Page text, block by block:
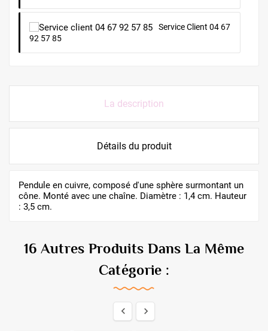
Service Client 04 67
92 57 85
La description
Détails du produit
Pendule en cuivre, composé d'une sphère surmontant un
cône. Monté avec une chaîne. Diamètre : 1,4 cm. Hauteur
: 3,5 cm.
16 Autres Produits Dans La Même
Catégorie :
 